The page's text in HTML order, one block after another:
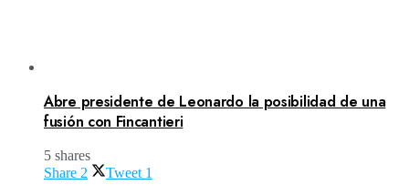
Abre presidente de Leonardo la posibilidad de una
fusión con Fincantieri
5 shares
Share 2 Tweet 1